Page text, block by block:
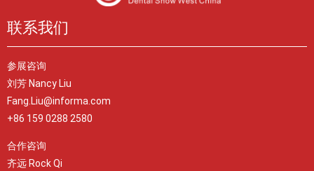
联系我们
参展咨询
刘芳 Nancy Liu
Fang.Liu@informa.com
+86 159 0288 2580
合作咨询
齐远 Rock Qi